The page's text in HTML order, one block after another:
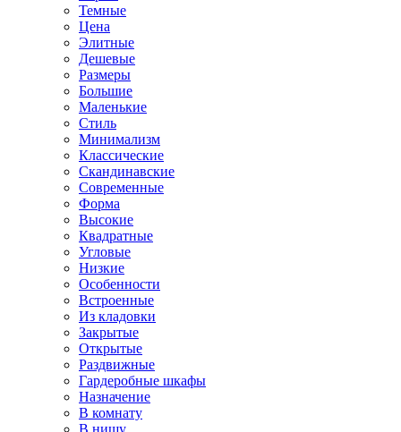
Темные
Цена
Элитные
Дешевые
Размеры
Большие
Маленькие
Стиль
Минимализм
Классические
Скандинавские
Современные
Форма
Высокие
Квадратные
Угловые
Низкие
Особенности
Встроенные
Из кладовки
Закрытые
Открытые
Раздвижные
Гардеробные шкафы
Назначение
В комнату
В нишу